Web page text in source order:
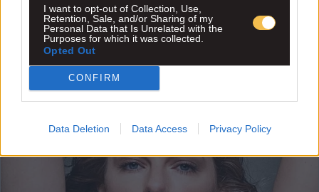
I want to opt-out of Collection, Use,
Retention, Sale, and/or Sharing of my
Personal Data that Is Unrelated with the
Purposes for which it was collected.
Opted Out
CONFIRM
Data Deletion Data Access Privacy Policy